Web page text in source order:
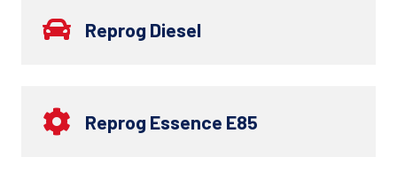
Reprog Diesel
Reprog Essence E85